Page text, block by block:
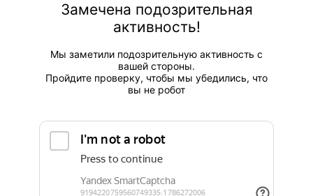
Замечена подозрительная
активность!
Мы заметили подозрительную активность с
вашей стороны.
Пройдите проверку, чтобы мы убедились, что
вы не робот